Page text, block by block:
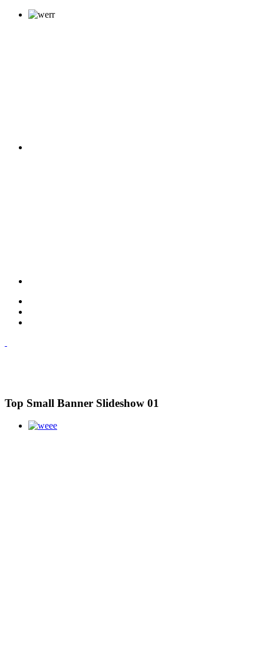
Top Small Banner Slideshow 01